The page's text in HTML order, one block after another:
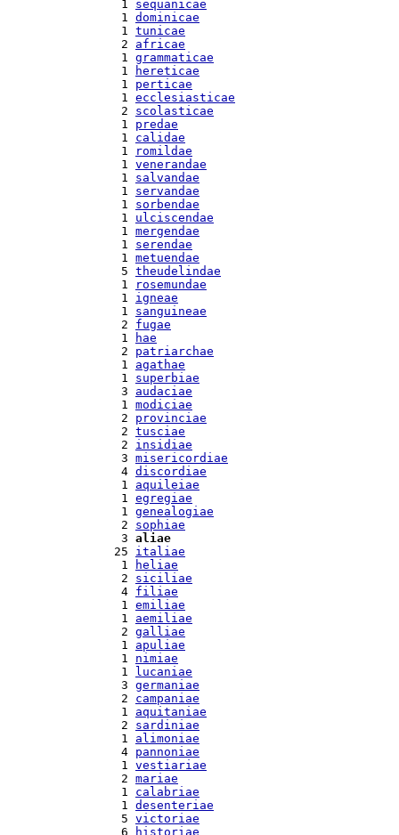
  1
sequanicae
  1
dominicae
  1
tunicae
  2
africae
  1
grammaticae
  1
hereticae
  1
perticae
  1
ecclesiasticae
  2
scolasticae
  1
predae
  1
calidae
  1
romildae
  1
venerandae
  1
salvandae
  1
servandae
  1
sorbendae
  1
ulciscendae
  1
mergendae
  1
serendae
  1
metuendae
  5
theudelindae
  1
rosemundae
  1
igneae
  1
sanguineae
  2
fugae
  1
hae
  2
patriarchae
  1
agathae
  1
superbiae
  3
audaciae
  1
modiciae
  2
provinciae
  2
tusciae
  2
insidiae
  3
misericordiae
  4
discordiae
  1
aquileiae
  1
egregiae
  1
genealogiae
  2
sophiae
  3
aliae
25 italiae
  1
heliae
  2
siciliae
  4
filiae
  1
emiliae
  1
aemiliae
  2
galliae
  1
apuliae
  1
nimiae
  1
lucaniae
  3
germaniae
  2
campaniae
  1
aquitaniae
  2
sardiniae
  1
alimoniae
  4
pannoniae
  1
vestiariae
  2
mariae
  1
calabriae
  1
desenteriae
  5
victoriae
  6
historiae